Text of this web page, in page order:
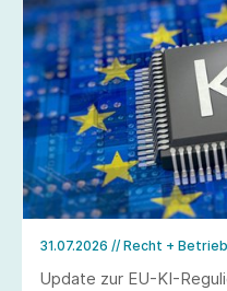
31.07.2026 // Recht +
Update zur EU-KI-